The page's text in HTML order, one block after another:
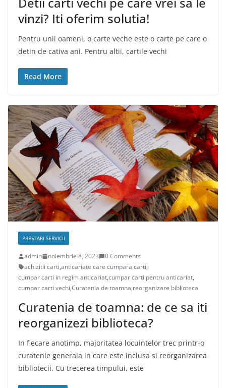
vinzi? Iti oferim solutia!
Pentru unii oameni, o carte veche este o carte pe care o
detin de cativa ani. Pentru altii, cartile vechi
Read More
PRESTARI SERVICII
admin noiembrie 8, 2023
0 Comments
achizitii carti,anticariate care cumpara carti,
cumpar carti in regim anticariat,cumpar carti pentru anticariat,
cumpar carti vechi,Curatenia de toamna,reorganizare biblioteca
Curatenia de toamna: de ce sa iti
reorganizezi biblioteca?
In fiecare anotimp, majoritatea locuintelor trec printr-o
curatenie generala in care este inclusa si reorganizarea
bibliotecii. Cu trecerea timpului, este